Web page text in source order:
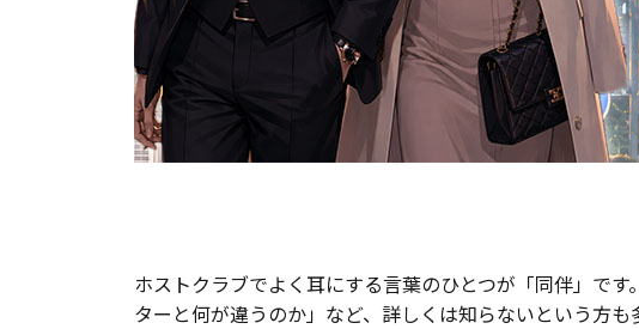
ホストクラブでよく耳にする言葉のひとつが「同伴」で
ターと何が違うのか」など、詳しくは知らないという方も